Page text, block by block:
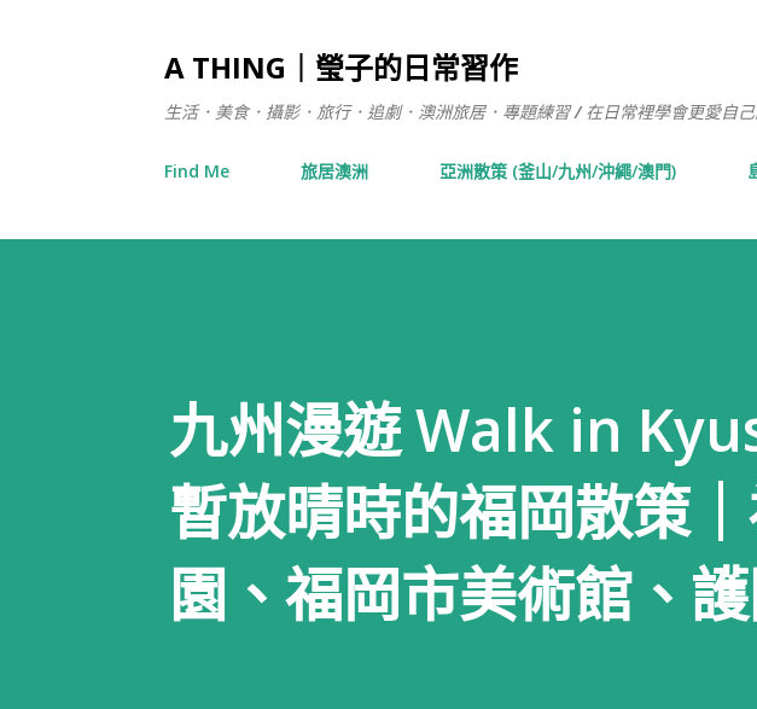
A THING｜瑩子的日常習作
生活．美食．攝影．旅行．追劇．澳洲旅居．專題練習 / 在日常裡學會更愛自
Find Me 旅居澳洲 亞洲散策 (釜山/九州/沖繩/澳門)
九州漫遊 Walk in
暫放晴時的福岡散策
園、福岡市美術館、